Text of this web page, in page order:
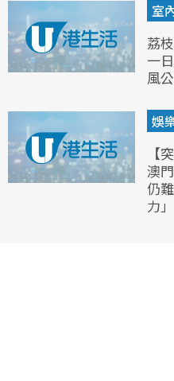
室
荔
一
風
娛
【
澳
仍
力」